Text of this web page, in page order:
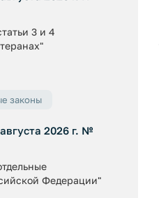
3 и 4
законы
2026 г. №
Федерации"